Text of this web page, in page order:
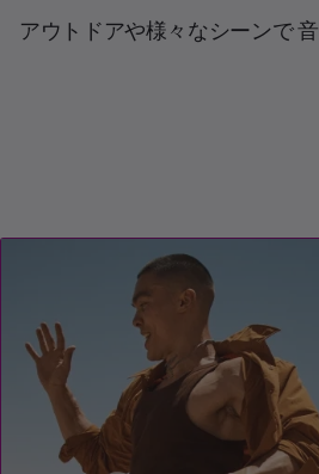
アウトドアや様々なシーンで